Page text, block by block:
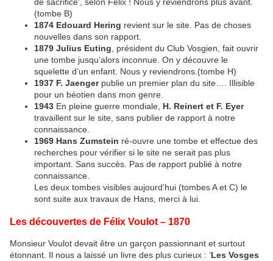
(tombe B)
1874 Edouard Hering revient sur le site. Pas de choses
nouvelles dans son rapport.
1879 Julius Euting , président du Club Vosgien, fait ouvrir
une tombe jusqu’alors inconnue. On y découvre le
squelette d’un enfant. Nous y reviendrons.(tombe H)
1937 F. Jaengerpublie un premier plan du site…. Illisible
pour un béotien dans mon genre.
1943 En pleine guerre mondiale, H. Reinert et F. Eyer
travaillent sur le site, sans publier de rapport à notre
connaissance.
1969 Hans Zumstein ré-ouvre une tombe et effectue des
recherches pour vérifier si le site ne serait pas plus
important. Sans succès. Pas de rapport publié à notre
connaissance.
Les deux tombes visibles aujourd’hui (tombes A et C) le
sont suite aux travaux de Hans, merci à lui.
Les découvertes de Félix Voulot – 1870
Monsieur Voulot devait être un garçon passionnant et surtout
étonnant. Il nous a laissé un livre des plus curieux : ‘Les Vosges